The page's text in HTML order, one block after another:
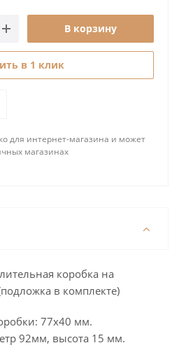
В корзину
в 1 клик
для интернет-магазина и может
магазинах
коробка на
в комплекте)
77х40 мм.
92мм, высота 15 мм.